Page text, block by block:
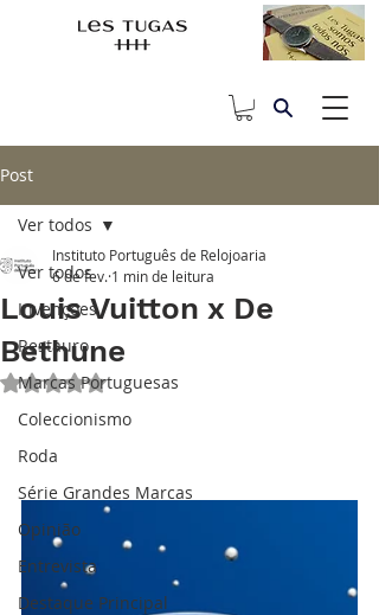
Post
Ver todos
Invenções
Restauro
Marcas Portuguesas
Coleccionismo
Roda
Série Grandes Marcas
Opinião
Entrevista
Destaque Principal
Ver todos
Louis Vuitton x De
Bethune
Instituto Português de Relojoaria
6 de fev. 1 min de leitura
Avaliado com NaN de 5 estrelas.